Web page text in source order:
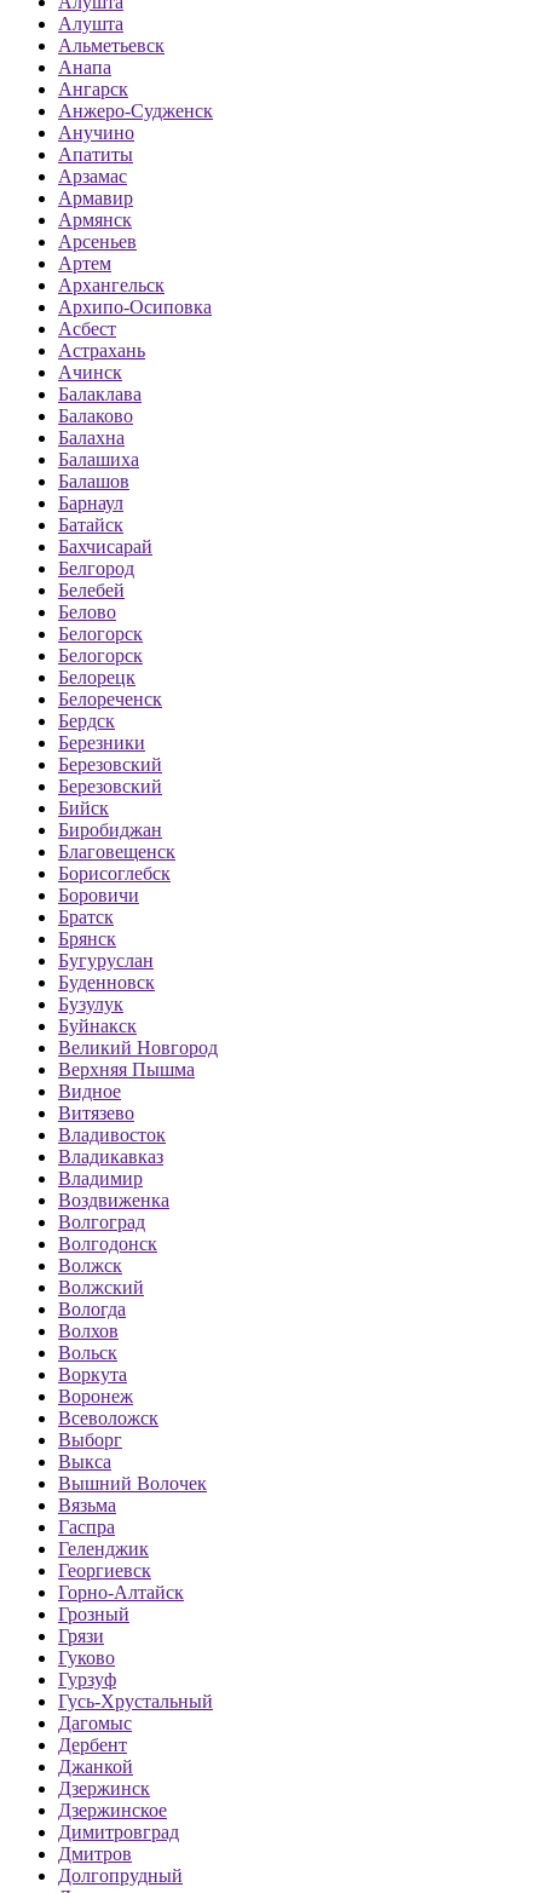
Алушта
Альметьевск
Анапа
Ангарск
Анжеро-Судженск
Анучино
Апатиты
Арзамас
Армавир
Армянск
Арсеньев
Артем
Архангельск
Архипо-Осиповка
Асбест
Астрахань
Ачинск
Балаклава
Балаково
Балахна
Балашиха
Балашов
Барнаул
Батайск
Бахчисарай
Белгород
Белебей
Белово
Белогорск
Белогорск
Белорецк
Белореченск
Бердск
Березники
Березовский
Березовский
Бийск
Биробиджан
Благовещенск
Борисоглебск
Боровичи
Братск
Брянск
Бугуруслан
Буденновск
Бузулук
Буйнакск
Великий Новгород
Верхняя Пышма
Видное
Витязево
Владивосток
Владикавказ
Владимир
Воздвиженка
Волгоград
Волгодонск
Волжск
Волжский
Вологда
Волхов
Вольск
Воркута
Воронеж
Всеволожск
Выборг
Выкса
Вышний Волочек
Вязьма
Гаспра
Геленджик
Георгиевск
Горно-Алтайск
Грозный
Грязи
Гуково
Гурзуф
Гусь-Хрустальный
Дагомыс
Дербент
Джанкой
Дзержинск
Дзержинское
Димитровград
Дмитров
Долгопрудный